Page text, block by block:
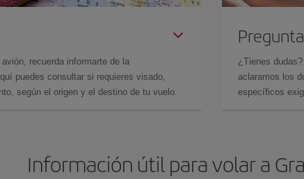
recuerda informarte de la
puedes consultar si requieres visado,
según el origen y el destino de tu vuelo.
¿Tienes
aclaramos los
específicos
Información útil para volar a